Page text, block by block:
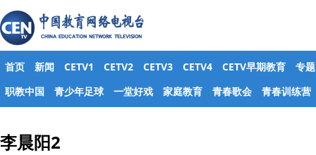
首页 新闻 CETV1 CETV2 CETV3 CETV4 CETV早期教育
专题
职教中国
青少年足球 一堂好戏 家庭教育 青春歌会 青春训练营
李晨阳2